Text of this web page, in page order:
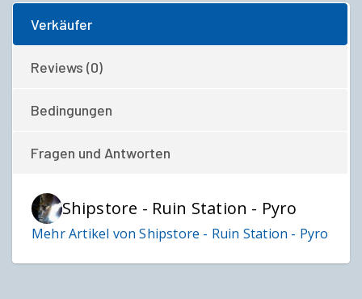
Verkäufer
Reviews (0)
Bedingungen
Fragen und Antworten
Shipstore - Ruin Station - Pyro
Mehr Artikel von Shipstore - Ruin Station - Pyro